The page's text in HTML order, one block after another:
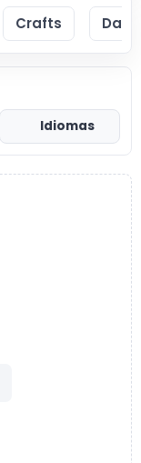
Crafts
Idiomas